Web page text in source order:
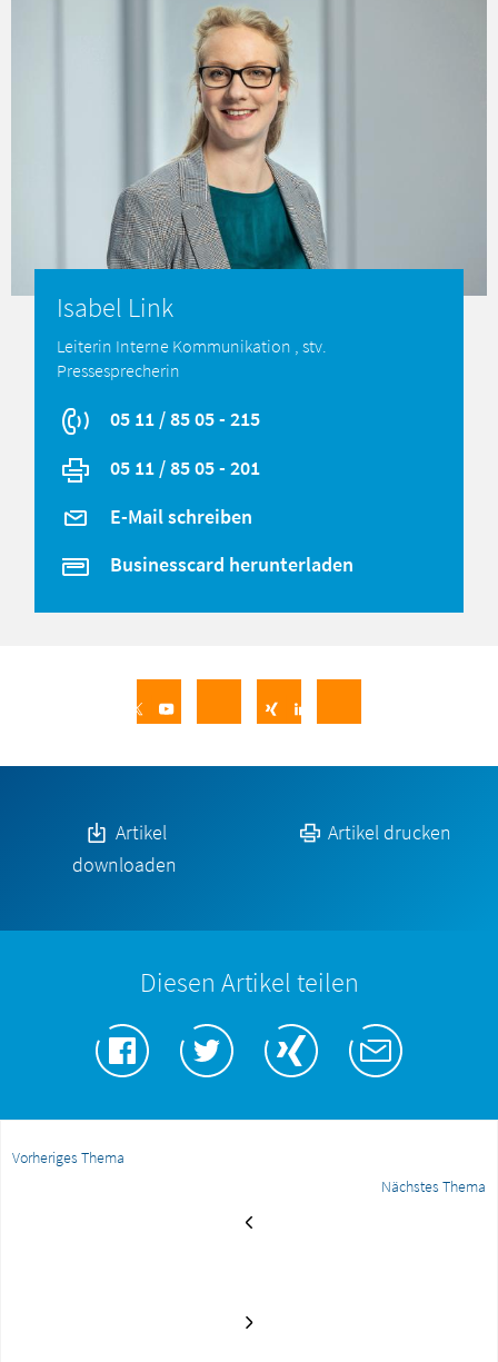
Isabel Link
Leiterin Interne Kommunikation , stv.
Pressesprecherin
05 11 / 85 05 - 215
05 11 / 85 05 - 201
E-Mail schreiben
Businesscard herunterladen
Artikel
downloaden
Artikel drucken
Diesen Artikel teilen
Vorheriges Thema
Nächstes Thema